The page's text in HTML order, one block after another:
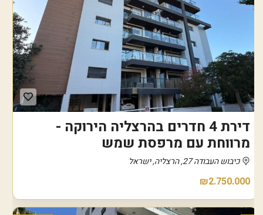
דירת 4 חדרים בהרצליה הירוקה -
מרווחת עם מרפסת שמש
כיבוש העבודה 27, הרצליה, ישראל
₪2.750.000